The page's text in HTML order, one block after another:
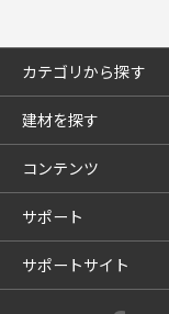
カテゴリから探す
建材を探す
コンテンツ
サポート
サポートサイト